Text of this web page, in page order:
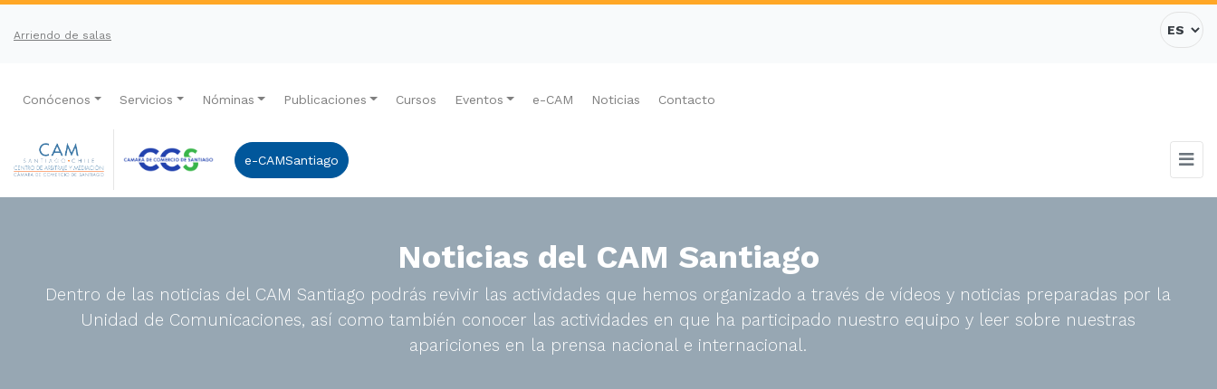
Arriendo de salas
Conócenos Servicios Nóminas Publicaciones Cursos Eventos e-CAM Noticias Contacto
e-CAMSantiago
Noticias del CAM Santiago
Dentro de las noticias del CAM Santiago podrás revivir las actividades que hemos organizado a través de vídeos y noticias preparadas por la
Unidad de Comunicaciones, así como también conocer las actividades en que ha participado nuestro equipo y leer sobre nuestras
apariciones en la prensa nacional e internacional.